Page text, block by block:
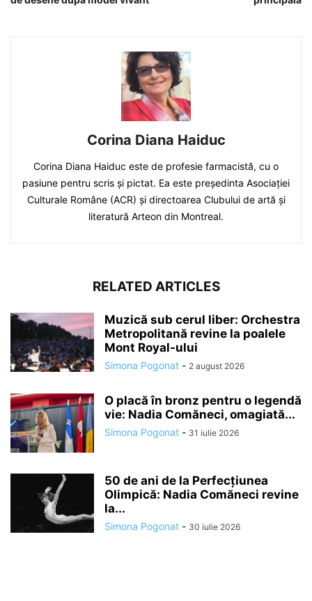
Corina Diana Haiduc
Corina Diana Haiduc este de profesie farmacistă, cu o
pasiune pentru scris și pictat. Ea este președinta Asociației
Culturale Române (ACR) și directoarea Clubului de artă și
literatură Arteon din Montreal.
RELATED ARTICLES
Muzică sub cerul liber: Orchestra
Metropolitană revine la poalele
Mont Royal-ului
Simona Pogonat - 2 august 2026
O placă în bronz pentru o legendă
vie: Nadia Comăneci, omagiată...
Simona Pogonat - 31 iulie 2026
50 de ani de la Perfecțiunea
Olimpică: Nadia Comăneci revine
la...
Simona Pogonat - 30 iulie 2026